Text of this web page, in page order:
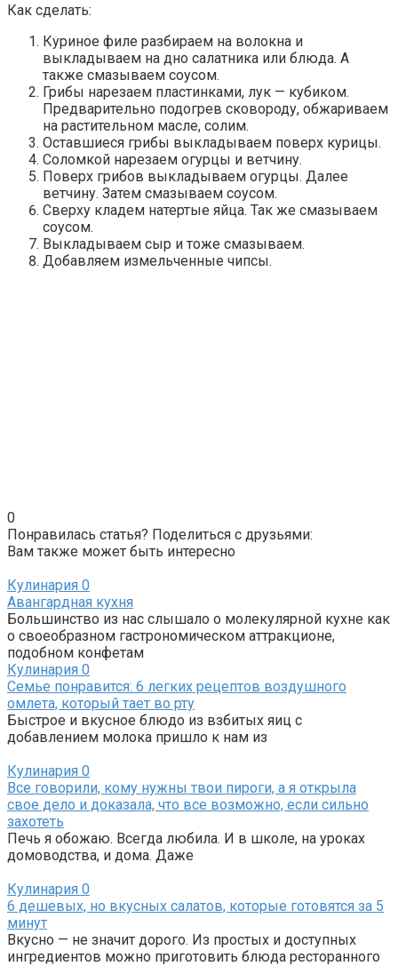
Как сделать:
Куриное филе разбираем на волокна и
выкладываем на дно салатника или блюда. А
также смазываем соусом.
Грибы нарезаем пластинками, лук — кубиком.
Предварительно подогрев сковороду, обжариваем
на растительном масле, солим.
Оставшиеся грибы выкладываем поверх курицы.
Соломкой нарезаем огурцы и ветчину.
Поверх грибов выкладываем огурцы. Далее
ветчину. Затем смазываем соусом.
Сверху кладем натертые яйца. Так же смазываем
соусом.
Выкладываем сыр и тоже смазываем.
Добавляем измельченные чипсы.
0
Понравилась статья? Поделиться с друзьями:
Вам также может быть интересно
Кулинария 0
Авангардная кухня
Большинство из нас слышало о молекулярной кухне как
о своеобразном гастрономическом аттракционе,
подобном конфетам
Кулинария 0
Семье понравится: 6 легких рецептов воздушного
омлета, который тает во рту
Быстрое и вкусное блюдо из взбитых яиц с
добавлением молока пришло к нам из
Кулинария 0
Все говорили, кому нужны твои пироги, а я открыла
свое дело и доказала, что все возможно, если сильно
захотеть
Печь я обожаю. Всегда любила. И в школе, на уроках
домоводства, и дома. Даже
Кулинария 0
6 дешевых, но вкусных салатов, которые готовятся за 5
минут
Вкусно — не значит дорого. Из простых и доступных
ингредиентов можно приготовить блюда ресторанного